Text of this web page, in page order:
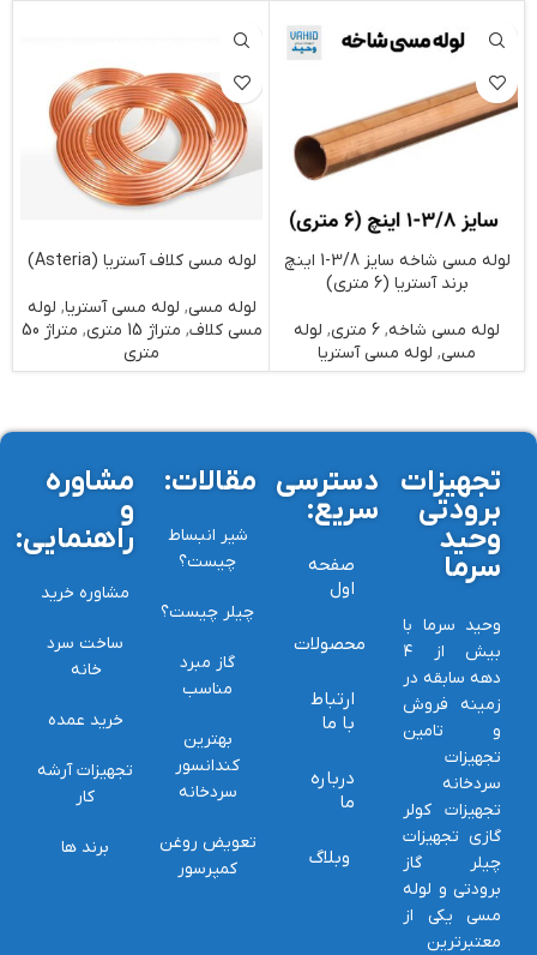
لوله مسی شاخه سایز 3/8-1 اینچ
برند آستریا (6 متری)
لوله مسی شاخه, 6 متری , لوله
مسی, لوله مسی آستریا
لوله مسی کلاف آستریا (Asteria)
لوله مسی, لوله مسی آستریا, لوله
مسی کلاف, متراژ 15 متری ,
متراژ 50
متری
تجهیزات
برودتی
وحید
سرما
وحید سرما با
بیش از ۴
دهه سابقه در
زمینه فروش
و تامین
تجهیزات
سردخانه
تجهیزات کولر
گازی تجهیزات
چیلر گاز
برودتی و لوله
مسی یکی از
معتبرترین
دسترسی
سریع:
صفحه
اول
محصولات
ارتباط
با ما
درباره
ما
وبلاگ
مقالات:
شیر انبساط
چیست؟
چیلر چیست؟
گاز مبرد
مناسب
بهترین
کندانسور
سردخانه
تعویض روغن
کمپرسور
مشاوره
و
راهنمایی:
مشاوره خرید
ساخت سرد
خانه
خرید عمده
تجهیزات آرشه
کار
برند ها